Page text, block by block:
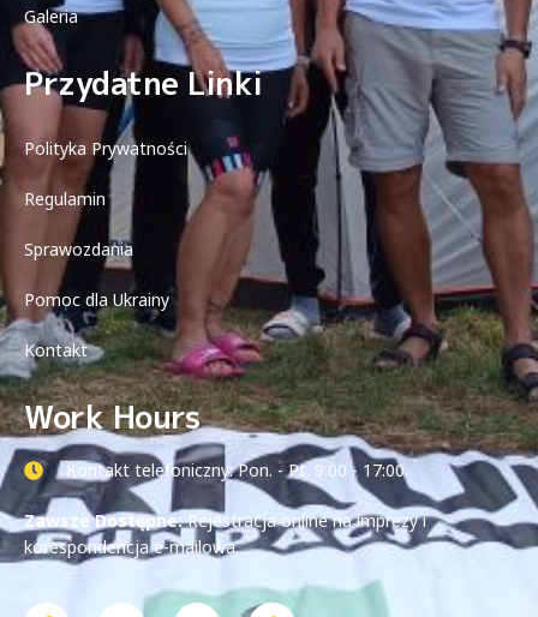
Galeria
Przydatne Linki
Polityka Prywatności
Regulamin
Sprawozdania
Pomoc dla Ukrainy
Kontakt
Work Hours
Kontakt telefoniczny: Pon. - Pt. 9:00 - 17:00
Zawsze Dostępne:Rejestracja online na imprezy i
korespondencja e-mailowa.